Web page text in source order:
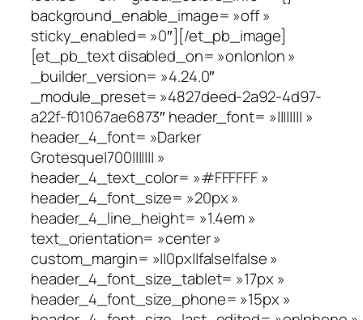
background_enable_image= »off »
sticky_enabled= »0″][/et_pb_image]
[et_pb_text disabled_on= »on|on|on »
_builder_version= »4.24.0″
_module_preset= »4827deed-2a92-4d97-
a22f-f01067ae6873″ header_font= »|||||||| »
header_4_font= »Darker
Grotesque|700||||||| »
header_4_text_color= »#FFFFFF »
header_4_font_size= »20px »
header_4_line_height= »1.4em »
text_orientation= »center »
custom_margin= »||0px||false|false »
header_4_font_size_tablet= »17px »
header_4_font_size_phone= »15px »